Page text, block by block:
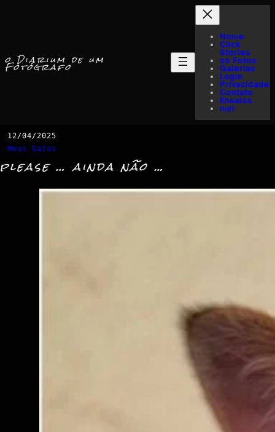
o Diarium de um
Fotógrafo
Home
Click
Stories
só Fotos
Galerias
Login
Privacidade
Contato
Ensaios
myI
12/04/2025
Meus Gatos
please … ainda não …